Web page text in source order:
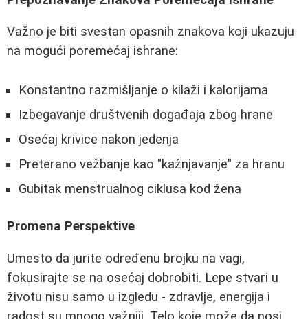
Važno je biti svestan opasnih znakova koji ukazuju
na mogući poremećaj ishrane:
Konstantno razmišljanje o kilaži i kalorijama
Izbegavanje društvenih događaja zbog hrane
Osećaj krivice nakon jedenja
Preterano vežbanje kao "kažnjavanje" za hranu
Gubitak menstrualnog ciklusa kod žena
Promena Perspektive
Umesto da jurite određenu brojku na vagi,
fokusirajte se na osećaj dobrobiti. Lepe stvari u
životu nisu samo u izgledu - zdravlje, energija i